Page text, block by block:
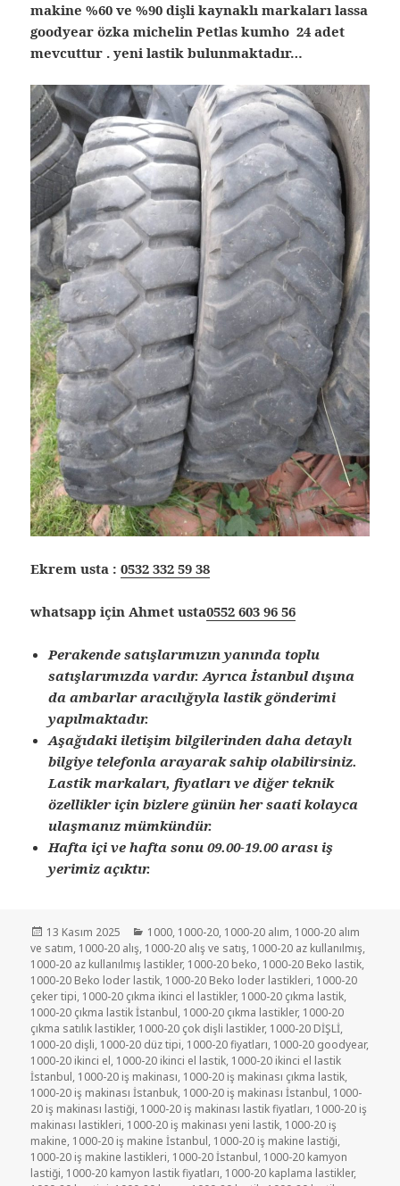
makine %60 ve %90 dişli kaynaklı markaları lassa
goodyear özka michelin Petlas kumho 24 adet
mevcuttur . yeni lastik bulunmaktadır…
Ekrem usta :0532 332 59 38
whatsapp için Ahmet usta0552 603 96 56
Perakende satışlarımızın yanında toplu
satışlarımızda vardır. Ayrıca İstanbul dışına
da ambarlar aracılığıyla lastik gönderimi
yapılmaktadır.
Aşağıdaki iletişim bilgilerinden daha detaylı
bilgiye telefonla arayarak sahip olabilirsiniz.
Lastik markaları, fiyatları ve diğer teknik
özellikler için bizlere günün her saati kolayca
ulaşmanız mümkündür.
Hafta içi ve hafta sonu 09.00-19.00 arası iş
yerimiz açıktır.
Yayın
tarihi
13 Kasım 2025 Kategoriler
1000, 1000-20, 1000-20 alım, 1000-20 alım
ve satım, 1000-20 alış, 1000-20 alış ve satış, 1000-20 az kullanılmış,
1000-20 az kullanılmış lastikler, 1000-20 beko, 1000-20 Beko lastik,
1000-20 Beko loder lastik, 1000-20 Beko loder lastikleri, 1000-20
çeker tipi, 1000-20 çıkma ikinci el lastikler, 1000-20 çıkma lastik,
1000-20 çıkma lastik İstanbul, 1000-20 çıkma lastikler, 1000-20
çıkma satılık lastikler, 1000-20 çok dişli lastikler, 1000-20 DİŞLİ,
1000-20 dişli, 1000-20 düz tipi, 1000-20 fiyatları, 1000-20 goodyear,
1000-20 ikinci el, 1000-20 ikinci el lastik, 1000-20 ikinci el lastik
İstanbul, 1000-20 iş makinası, 1000-20 iş makinası çıkma lastik,
1000-20 iş makinası İstanbuk, 1000-20 iş makinası İstanbul, 1000-
20 iş makinası lastiği, 1000-20 iş makinası lastik fiyatları, 1000-20 iş
makinası lastikleri, 1000-20 iş makinası yeni lastik, 1000-20 iş
makine, 1000-20 iş makine İstanbul, 1000-20 iş makine lastiği,
1000-20 iş makine lastikleri, 1000-20 İstanbul, 1000-20 kamyon
lastiği, 1000-20 kamyon lastik fiyatları, 1000-20 kaplama lastikler,